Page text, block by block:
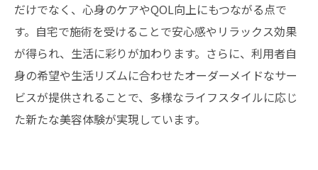
だけでなく、心身のケアやQOL向上にもつながる点で
す。自宅で施術を受けることで安心感やリラックス効果
が得られ、生活に彩りが加わります。さらに、利用者自
身の希望や生活リズムに合わせたオーダーメイドなサー
ビスが提供されることで、多様なライフスタイルに応じ
た新たな美容体験が実現しています。